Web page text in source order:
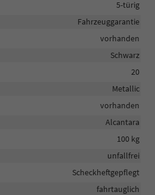
5-türig
Fahrzeuggarantie
vorhanden
Schwarz
20
Metallic
vorhanden
Alcantara
100 kg
unfallfrei
Scheckheftgepflegt
fahrtauglich